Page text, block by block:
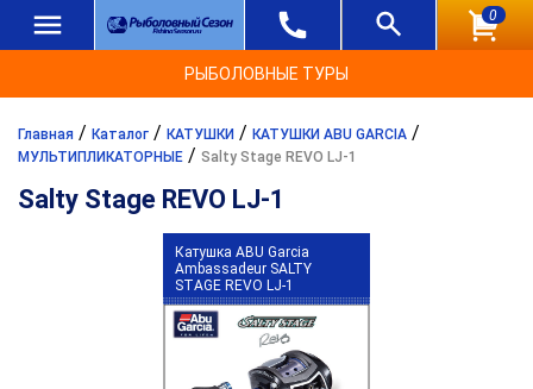
0
РЫБОЛОВНЫЕ ТУРЫ
Главная / Каталог / КАТУШКИ / КАТУШКИ ABU GARCIA /
МУЛЬТИПЛИКАТОРНЫЕ / Salty Stage REVO LJ-1
Salty Stage REVO LJ-1
Катушка ABU Garcia
Ambassadeur SALTY
STAGE REVO LJ-1